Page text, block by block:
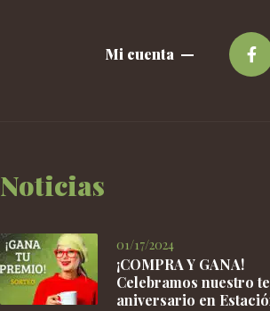
Mi cuenta
Noticias
01/17/2024
¡COMPRA Y GANA!
Celebramos nuestro
aniversario en